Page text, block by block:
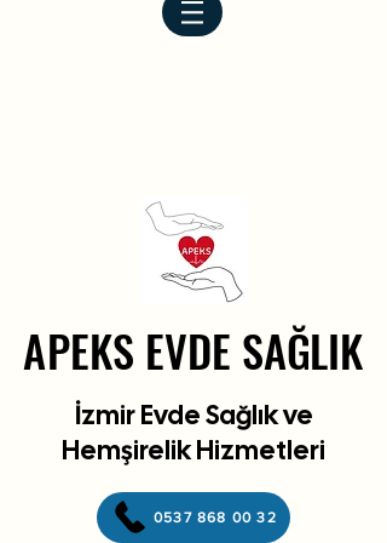
APEKS EVDE SAĞLIK
APEKS EVDE SAĞLIK
İzmir Evde Sağlık ve
Hemşirelik Hizmetleri
0537 868 00 32